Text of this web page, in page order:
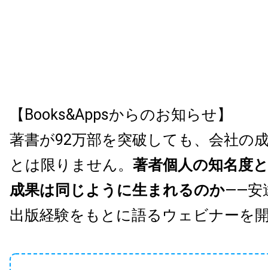
【Books&Appsからのお知らせ】
著書が92万部を突破しても、会社の
とは限りません。 著者個人の知名度
成果は同じように生まれるのか——安
出版経験をもとに語るウェビナーを